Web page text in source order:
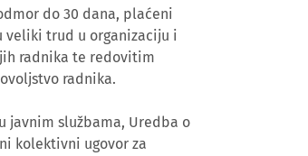
do 30 dana, plaćeni
veliki trud u organizaciju i
radnika te redovitim
radnika.
javnim službama, Uredba o
kolektivni ugovor za